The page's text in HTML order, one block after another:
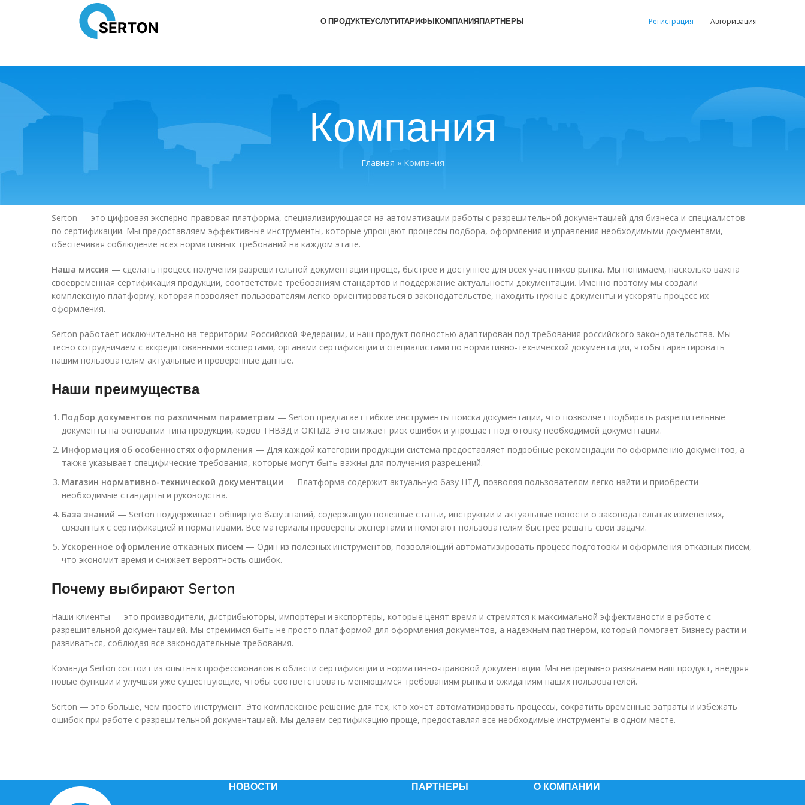
О ПРОДУКТЕУСЛУГИТАРИФЫКОМПАНИЯПАРТНЕРЫ Регистрация Авторизация
Компания
Главная » Компания
Serton — это цифровая эксперно-правовая платформа, специализирующаяся на автоматизации работы с разрешительной документацией для бизнеса и специалистов
по сертификации. Мы предоставляем эффективные инструменты, которые упрощают процессы подбора, оформления и управления необходимыми документами,
обеспечивая соблюдение всех нормативных требований на каждом этапе.
Наша миссия — сделать процесс получения разрешительной документации проще, быстрее и доступнее для всех участников рынка. Мы понимаем, насколько важна
своевременная сертификация продукции, соответствие требованиям стандартов и поддержание актуальности документации. Именно поэтому мы создали
комплексную платформу, которая позволяет пользователям легко ориентироваться в законодательстве, находить нужные документы и ускорять процесс их
оформления.
Serton работает исключительно на территории Российской Федерации, и наш продукт полностью адаптирован под требования российского законодательства. Мы
тесно сотрудничаем с аккредитованными экспертами, органами сертификации и специалистами по нормативно-технической документации, чтобы гарантировать
нашим пользователям актуальные и проверенные данные.
Наши преимущества
Подбор документов по различным параметрам — Serton предлагает гибкие инструменты поиска документации, что позволяет подбирать разрешительные
документы на основании типа продукции, кодов ТНВЭД и ОКПД2. Это снижает риск ошибок и упрощает подготовку необходимой документации.
Информация об особенностях оформления — Для каждой категории продукции система предоставляет подробные рекомендации по оформлению документов, а
также указывает специфические требования, которые могут быть важны для получения разрешений.
Магазин нормативно-технической документации — Платформа содержит актуальную базу НТД, позволяя пользователям легко найти и приобрести
необходимые стандарты и руководства.
База знаний — Serton поддерживает обширную базу знаний, содержащую полезные статьи, инструкции и актуальные новости о законодательных изменениях,
связанных с сертификацией и нормативами. Все материалы проверены экспертами и помогают пользователям быстрее решать свои задачи.
Ускоренное оформление отказных писем — Один из полезных инструментов, позволяющий автоматизировать процесс подготовки и оформления отказных писем,
что экономит время и снижает вероятность ошибок.
Почему выбирают Serton
Наши клиенты — это производители, дистрибьюторы, импортеры и экспортеры, которые ценят время и стремятся к максимальной эффективности в работе с
разрешительной документацией. Мы стремимся быть не просто платформой для оформления документов, а надежным партнером, который помогает бизнесу расти и
развиваться, соблюдая все законодательные требования.
Команда Serton состоит из опытных профессионалов в области сертификации и нормативно-правовой документации. Мы непрерывно развиваем наш продукт, внедряя
новые функции и улучшая уже существующие, чтобы соответствовать меняющимся требованиям рынка и ожиданиям наших пользователей.
Serton — это больше, чем просто инструмент. Это комплексное решение для тех, кто хочет автоматизировать процессы, сократить временные затраты и избежать
ошибок при работе с разрешительной документацией. Мы делаем сертификацию проще, предоставляя все необходимые инструменты в одном месте.
НОВОСТИ ПАРТНЕРЫ О КОМПАНИИ